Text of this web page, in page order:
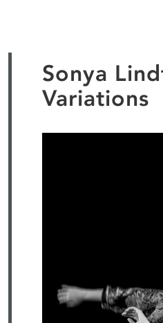
Sonya
Variations